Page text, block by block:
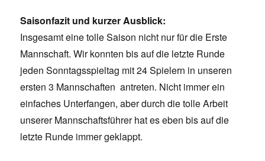
Saisonfazit und kurzer Ausblick:
Insgesamt eine tolle Saison nicht nur für die Erste
Mannschaft. Wir konnten bis auf die letzte Runde
jeden Sonntagsspieltag mit 24 Spielern in unseren
ersten 3 Mannschaften antreten. Nicht immer ein
einfaches Unterfangen, aber durch die tolle Arbeit
unserer Mannschaftsführer hat es eben bis auf die
letzte Runde immer geklappt.